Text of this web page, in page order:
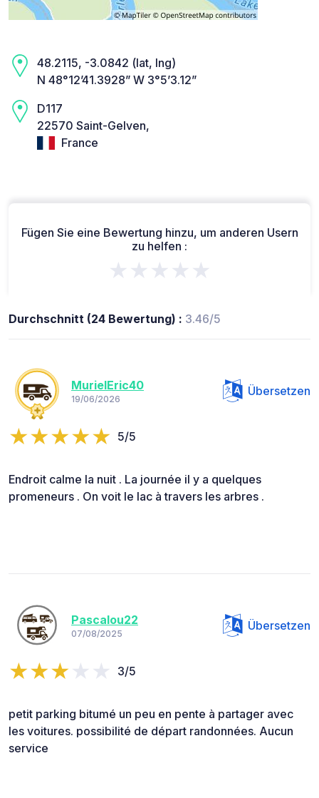
48.2115, -3.0842 (lat, lng)
N 48°12’41.3928” W 3°5’3.12”
D117
22570 Saint-Gelven,
France
Fügen Sie eine Bewertung hinzu, um anderen Usern
zu helfen :
★★★★★
Durchschnitt (24 Bewertung) : 3.46/5
MurielEric40
19/06/2026
Übersetzen
5/5
Endroit calme la nuit . La journée il y a quelques
promeneurs . On voit le lac à travers les arbres .
Pascalou22
07/08/2025
Übersetzen
3/5
petit parking bitumé un peu en pente à partager avec
les voitures. possibilité de départ randonnées. Aucun
service